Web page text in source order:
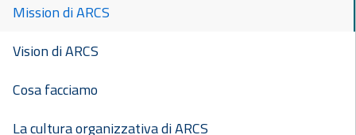
Mission di ARCS
Vision di ARCS
Cosa facciamo
La cultura organizzativa di ARCS